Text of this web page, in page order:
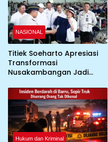
NASIONAL
Titiek Soeharto Apresiasi
Transformasi
Nusakambangan Jadi
dan Pembinaan Warga
Binaan
Hukum dan Kriminal